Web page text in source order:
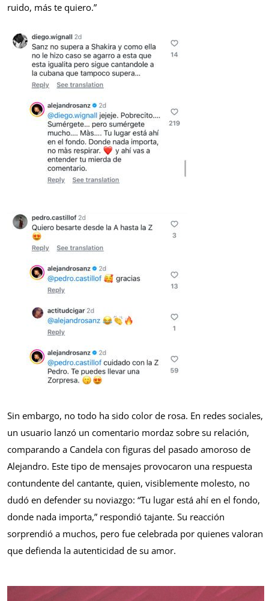
ruido, más te quiero.”
Sin embargo, no todo ha sido color de rosa. En redes sociales,
un usuario lanzó un comentario mordaz sobre su relación,
comparando a Candela con figuras del pasado amoroso de
Alejandro. Este tipo de mensajes provocaron una respuesta
contundente del cantante, quien, visiblemente molesto, no
dudó en defender su noviazgo: “Tu lugar está ahí en el fondo,
donde nada importa,” respondió tajante. Su reacción
sorprendió a muchos, pero fue celebrada por quienes valoran
que defienda la autenticidad de su amor.